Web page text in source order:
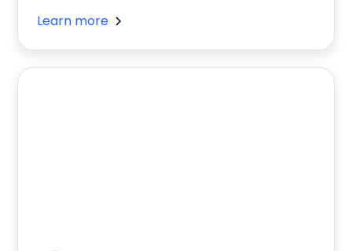
Learn more